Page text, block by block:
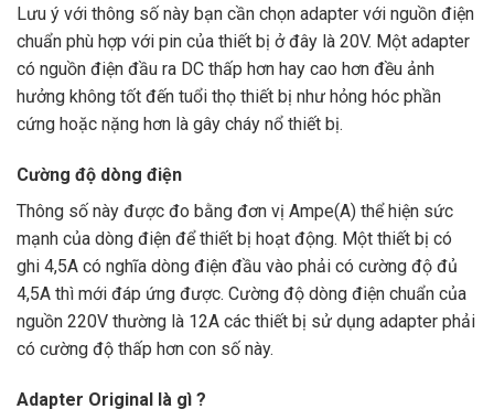
Lưu ý với thông số này bạn cần chọn adapter với nguồn điện
chuẩn phù hợp với pin của thiết bị ở đây là 20V. Một adapter
có nguồn điện đầu ra DC thấp hơn hay cao hơn đều ảnh
hưởng không tốt đến tuổi thọ thiết bị như hỏng hóc phần
cứng hoặc nặng hơn là gây cháy nổ thiết bị.
Cường độ dòng điện
Thông số này được đo bằng đơn vị Ampe(A) thể hiện sức
mạnh của dòng điện để thiết bị hoạt động. Một thiết bị có
ghi 4,5A có nghĩa dòng điện đầu vào phải có cường độ đủ
4,5A thì mới đáp ứng được. Cường độ dòng điện chuẩn của
nguồn 220V thường là 12A các thiết bị sử dụng adapter phải
có cường độ thấp hơn con số này.
Adapter Original là gì ?